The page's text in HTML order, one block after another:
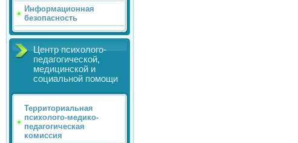
Информационная
безопасность
Центр психолого-
педагогической,
медицинской и
социальной помощи
Территориальная
психолого-медико-
педагогическая
комиссия